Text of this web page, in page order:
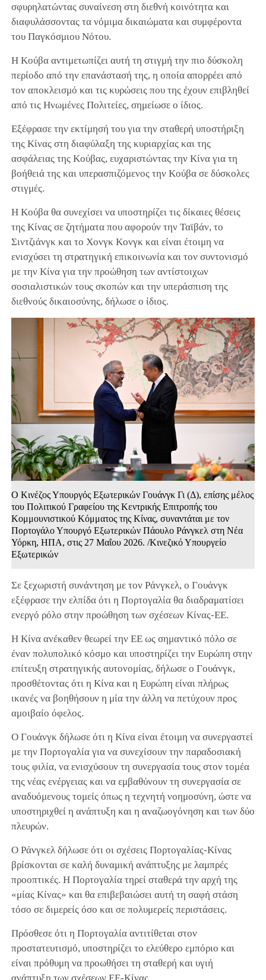
σφυρηλατώντας συναίνεση στη διεθνή κοινότητα και
διαφυλάσσοντας τα νόμιμα δικαιώματα και συμφέροντα
του Παγκόσμιου Νότου.
Η Κούβα αντιμετωπίζει αυτή τη στιγμή την πιο δύσκολη
περίοδο από την επανάστασή της, η οποία απορρέει από
τον αποκλεισμό και τις κυρώσεις που της έχουν επιβληθεί
από τις Ηνωμένες Πολιτείες, σημείωσε ο ίδιος.
Εξέφρασε την εκτίμησή του για την σταθερή υποστήριξη
της Κίνας στη διαφύλαξη της κυριαρχίας και της
ασφάλειας της Κούβας, ευχαριστώντας την Κίνα για τη
βοήθειά της και υπερασπιζόμενος την Κούβα σε δύσκολες
στιγμές.
Η Κούβα θα συνεχίσει να υποστηρίζει τις δίκαιες θέσεις
της Κίνας σε ζητήματα που αφορούν την Ταϊβάν, το
Σιντζιάνγκ και το Χονγκ Κονγκ και είναι έτοιμη να
ενισχύσει τη στρατηγική επικοινωνία και τον συντονισμό
με την Κίνα για την προώθηση των αντίστοιχων
σοσιαλιστικών τους σκοπών και την υπεράσπιση της
διεθνούς δικαιοσύνης, δήλωσε ο ίδιος.
Ο Κινέζος Υπουργός Εξωτερικών Γουάνγκ Γι (Δ), επίσης μέλος
του Πολιτικού Γραφείου της Κεντρικής Επιτροπής του
Κομμουνιστικού Κόμματος της Κίνας, συναντάται με τον
Πορτογάλο Υπουργό Εξωτερικών Πάουλο Ράνγκελ στη Νέα
Υόρκη, ΗΠΑ, στις 27 Μαΐου 2026. /Κινεζικό Υπουργείο
Εξωτερικών
Σε ξεχωριστή συνάντηση με τον Ράνγκελ, ο Γουάνγκ
εξέφρασε την ελπίδα ότι η Πορτογαλία θα διαδραματίσει
ενεργό ρόλο στην προώθηση των σχέσεων Κίνας-ΕΕ.
Η Κίνα ανέκαθεν θεωρεί την ΕΕ ως σημαντικό πόλο σε
έναν πολυπολικό κόσμο και υποστηρίζει την Ευρώπη στην
επίτευξη στρατηγικής αυτονομίας, δήλωσε ο Γουάνγκ,
προσθέτοντας ότι η Κίνα και η Ευρώπη είναι πλήρως
ικανές να βοηθήσουν η μία την άλλη να πετύχουν προς
αμοιβαίο όφελος.
Ο Γουάνγκ δήλωσε ότι η Κίνα είναι έτοιμη να συνεργαστεί
με την Πορτογαλία για να συνεχίσουν την παραδοσιακή
τους φιλία, να ενισχύσουν τη συνεργασία τους στον τομέα
της νέας ενέργειας και να εμβαθύνουν τη συνεργασία σε
αναδυόμενους τομείς όπως η τεχνητή νοημοσύνη, ώστε να
υποστηριχθεί η ανάπτυξη και η αναζωογόνηση και των δύο
πλευρών.
Ο Ράνγκελ δήλωσε ότι οι σχέσεις Πορτογαλίας-Κίνας
βρίσκονται σε καλή δυναμική ανάπτυξης με λαμπρές
προοπτικές. Η Πορτογαλία τηρεί σταθερά την αρχή της
«μίας Κίνας» και θα επιβεβαιώσει αυτή τη σαφή στάση
τόσο σε διμερείς όσο και σε πολυμερείς περιστάσεις.
Πρόσθεσε ότι η Πορτογαλία αντιτίθεται στον
προστατευτισμό, υποστηρίζει το ελεύθερο εμπόριο και
είναι πρόθυμη να προωθήσει τη σταθερή και υγιή